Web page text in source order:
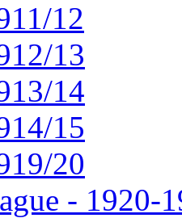
12
13
14
15
20
- 1920-